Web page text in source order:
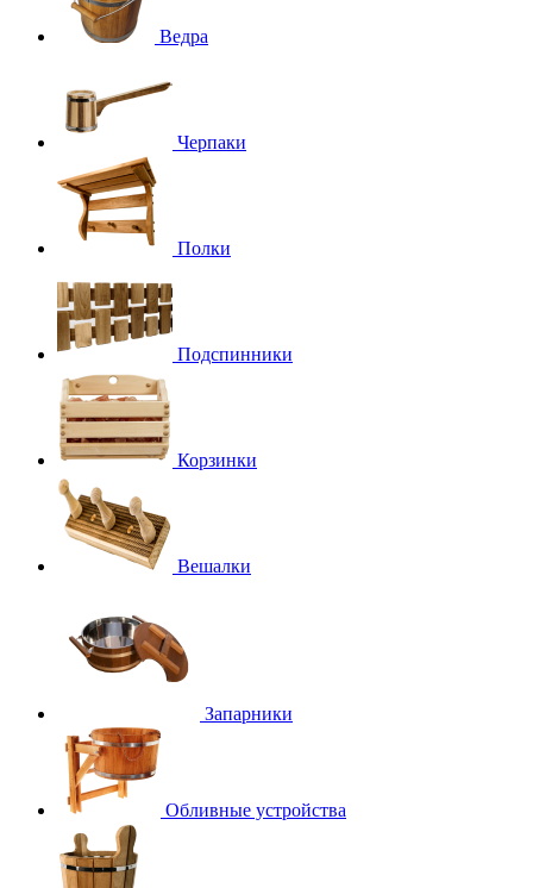
Ведра
Черпаки
Полки
Подспинники
Корзинки
Вешалки
Запарники
Обливные устройства